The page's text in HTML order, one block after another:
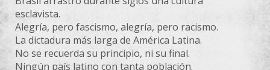
esclavista.
Alegría, pero fascismo, alegría, pero racismo.
La dictadura más larga de América Latina.
No se recuerda su principio, ni su final.
Ningún país latino con tanta población.